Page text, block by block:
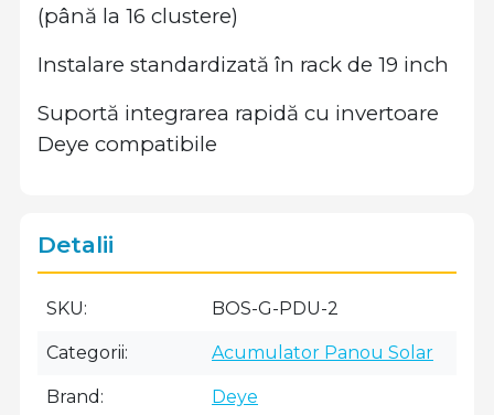
(până la 16 clustere)
Instalare standardizată în rack de 19 inch
Suportă integrarea rapidă cu invertoare
Deye compatibile
Detalii
SKU BOS-G-PDU-2
Categorii Acumulator Panou Solar
Brand Deye